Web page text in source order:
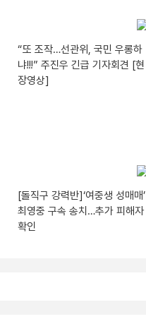
“또 조작…선관위, 국민 우롱하
냐!!!” 주진우 긴급 기자회견 [현
장영상]
[돌직구 강력반]‘여중생 성매매’
최영중 구속 송치…추가 피해자
확인